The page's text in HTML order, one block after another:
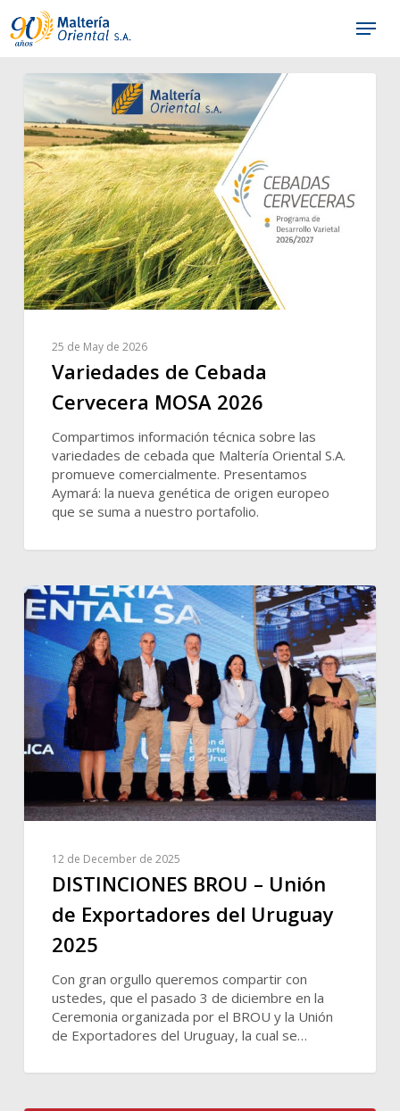
to
main
Menu
25 de May de 2026
Variedades de Cebada
Cervecera MOSA 2026
Compartimos información técnica sobre las
variedades de cebada que Maltería Oriental S.A.
promueve comercialmente. Presentamos
Aymará: la nueva genética de origen europeo
que se suma a nuestro portafolio.
12 de December de 2025
DISTINCIONES BROU – Unión
de Exportadores del Uruguay
2025
Con gran orgullo queremos compartir con
ustedes, que el pasado 3 de diciembre en la
Ceremonia organizada por el BROU y la Unión
de Exportadores del Uruguay, la cual se…